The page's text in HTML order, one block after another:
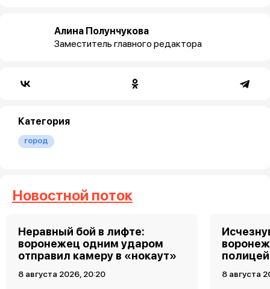
Алина Полунчукова
Заместитель главного редактора
Категория
город
Новостной поток
Неравный бой в лифте:
воронежец одним ударом
отправил камеру в «нокаут»
8 августа 2026, 20:20 8 августа